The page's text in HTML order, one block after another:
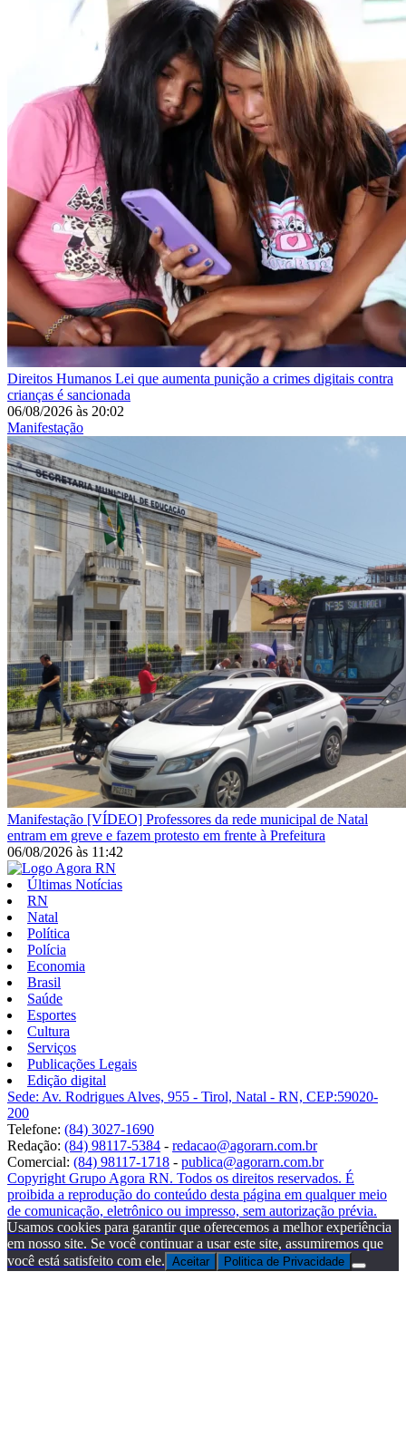
Direitos Humanos Lei que aumenta punição a crimes digitais contra
crianças é sancionada
06/08/2026 às 20:02
Manifestação
Manifestação [VÍDEO] Professores da rede municipal de Natal
entram em greve e fazem protesto em frente à Prefeitura
06/08/2026 às 11:42
Últimas Notícias
RN
Natal
Política
Polícia
Economia
Brasil
Saúde
Esportes
Cultura
Serviços
Publicações Legais
Edição digital
Sede: Av. Rodrigues Alves, 955 - Tirol, Natal - RN, CEP:59020-
200
Telefone: (84) 3027-1690
Redação: (84) 98117-5384 - redacao@agorarn.com.br
Comercial: (84) 98117-1718 - publica@agorarn.com.br
Copyright Grupo Agora RN. Todos os direitos reservados. É
proibida a reprodução do conteúdo desta página em qualquer meio
de comunicação, eletrônico ou impresso, sem autorização prévia.
Usamos cookies para garantir que oferecemos a melhor experiência
em nosso site. Se você continuar a usar este site, assumiremos que
você está satisfeito com ele. Aceitar Politica de Privacidade